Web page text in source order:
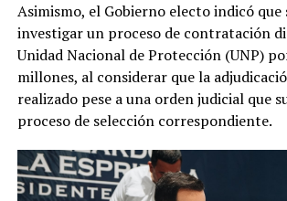
Asimismo, el Gobierno electo indicó
investigar un proceso de contratación
Unidad Nacional de Protección (UNP)
millones, al considerar que la
realizado pese a una orden judicial que
proceso de selección correspondiente.